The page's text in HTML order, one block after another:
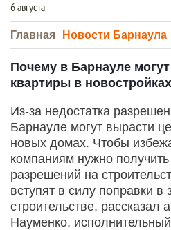
6 августа
Главная Новости Барнаула
Почему в Барнауле
квартиры в новостройках
Из-за недостатка
Барнауле могут вырасти
новых домах. Чтобы
компаниям нужно
разрешений на
вступят в силу поправки в
строительстве, рассказал
Науменко,